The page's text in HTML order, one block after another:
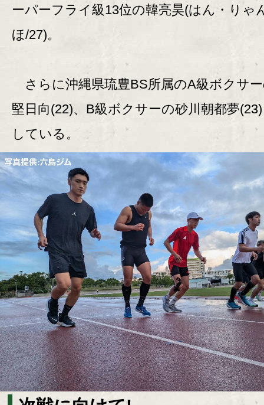
ーパーフライ級13位の韓亮昊(はん・りゃ
ほ/27)。
さらに沖縄県琉豊BS所属のA級ボクサ
堅日向(22)、B級ボクサーの砂川朝都夢
している。